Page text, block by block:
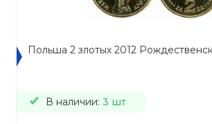
Польша 2 злотых 2012
В наличии: 3 шт